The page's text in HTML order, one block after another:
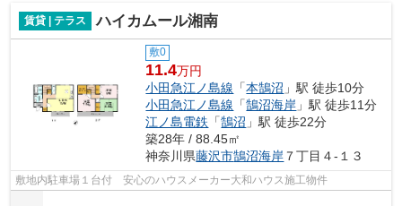
賃貸 | テラス ハイカムール湘南
敷0
11.4万円
小田急江ノ島線 「本鵠沼 」駅 徒歩10分
小田急江ノ島線 「鵠沼海岸 」駅 徒歩11分
江ノ島電鉄 「鵠沼 」駅 徒歩22分
築28年 / 88.45㎡
神奈川県藤沢市鵠沼海岸 ７丁目４-１３
敷地内駐車場１台付 安心のハウスメーカー大和ハウス施工物件